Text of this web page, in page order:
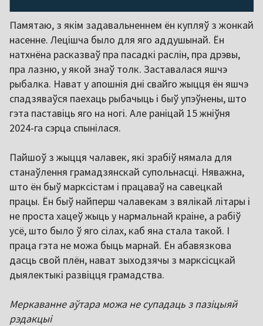
Памятаю, з якім задавальненнем ён купляў з жонкай
насенне. Лецішча было для яго аддушынай. Ён
натхнёна расказваў пра пасадкі раслін, пра дрэвы,
пра лазню, у якой знаў толк. Заставалася яшчэ
рыбалка. Нават у апошнія дні свайго жыцця ён яшчэ
спадзяваўся паехаць рыбачыць і быў упэўнены, што
гэта паставіць яго на ногі. Але раніцай 15 жніўня
2024-га сэрца спынілася.
Пайшоў з жыцця чалавек, які зрабіў нямала для
станаўлення грамадзянскай супольнасці. Няважна,
што ён быў марксістам і працаваў на савецкай
працы. Ён быў найперш чалавекам з вялікай літары і
не проста хацеў жыць у нармальнай краіне, а рабіў
усё, што было ў яго сілах, каб яна стала такой. І
праца гэта не можа быць марнай. Ён абавязкова
дасць свой плён, нават зыходзячы з марксісцкай
дыялектыкі развіцця грамадства.
Меркаванне аўтара можа не супадаць з пазіцыяй
рэдакцыі